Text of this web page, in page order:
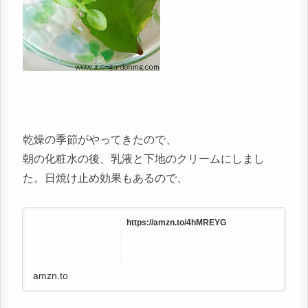
乾燥の季節がやってきたので、
朝の化粧水の後、乳液と下地のクリームにしまし
た。日焼け止め効果もあるので、
https://amzn.to/4hMREYG
amzn.to